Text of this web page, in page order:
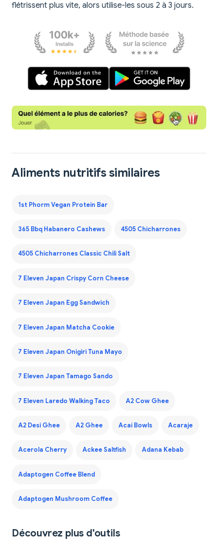
flétrissent plus vite, alors utilise-les sous 2 à 3 jours.
Aliments nutritifs similaires
1st Phorm Vegan Protein Bar
365 Bbq Habanero Cashews 4505 Chicharrones
4505 Chicharrones Classic Chili Salt
7 Eleven Japan Crispy Corn Cheese
7 Eleven Japan Egg Sandwich
7 Eleven Japan Matcha Cookie
7 Eleven Japan Onigiri Tuna Mayo
7 Eleven Japan Tamago Sando
7 Eleven Laredo Walking Taco A2 Cow Ghee
A2 Desi Ghee A2 Ghee Acai Bowls Acaraje
Acerola Cherry Ackee Saltfish Adana Kebab
Adaptogen Coffee Blend
Adaptogen Mushroom Coffee
Découvrez plus d'outils